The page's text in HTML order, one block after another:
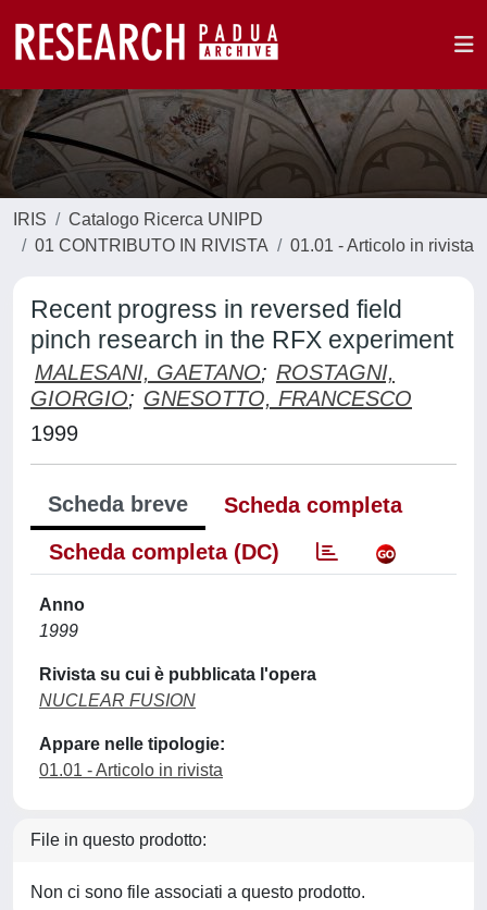
IRIS
Catalogo Ricerca UNIPD
01 CONTRIBUTO IN RIVISTA
01.01 - Articolo in rivista
Recent progress in reversed field
pinch research in the RFX experiment
MALESANI, GAETANO; ROSTAGNI,
GIORGIO; GNESOTTO, FRANCESCO
1999
Scheda breve
Scheda completa
Scheda completa (DC)
Anno
1999
Rivista su cui è pubblicata l'opera
NUCLEAR FUSION
Appare nelle tipologie:
01.01 - Articolo in rivista
File in questo prodotto:
Non ci sono file associati a questo prodotto.